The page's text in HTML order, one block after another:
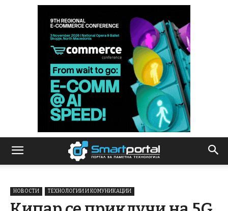
НОВОСТИ ТЕХНОЛОГИИ И КОМУНИКАЦИИ